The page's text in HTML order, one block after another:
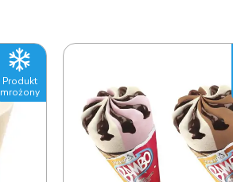
Produkt
mrożony